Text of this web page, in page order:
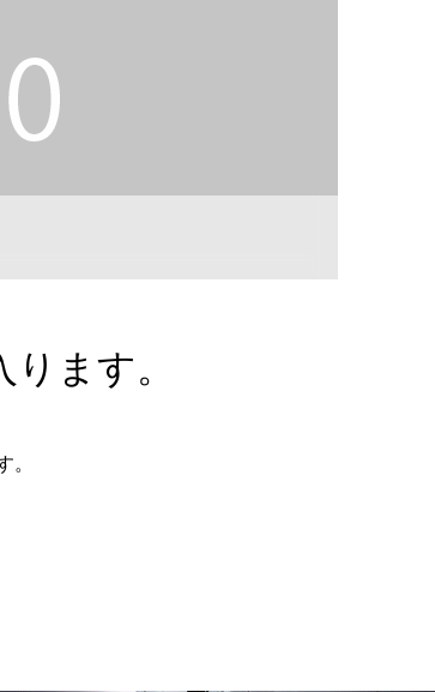
ます。
。